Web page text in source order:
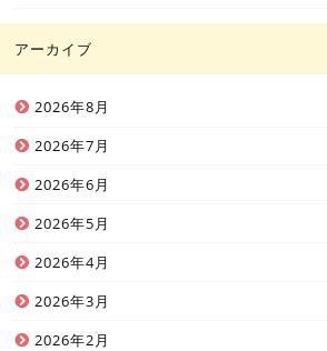
アーカイブ
2026年8月
2026年7月
2026年6月
2026年5月
2026年4月
2026年3月
2026年2月